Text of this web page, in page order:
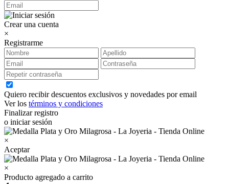
Crear una cuenta
×
Registrarme
Quiero recibir descuentos exclusivos y novedades por email
Ver los términos y condiciones
Finalizar registro
o iniciar sesión
×
Aceptar
×
Producto agregado a carrito